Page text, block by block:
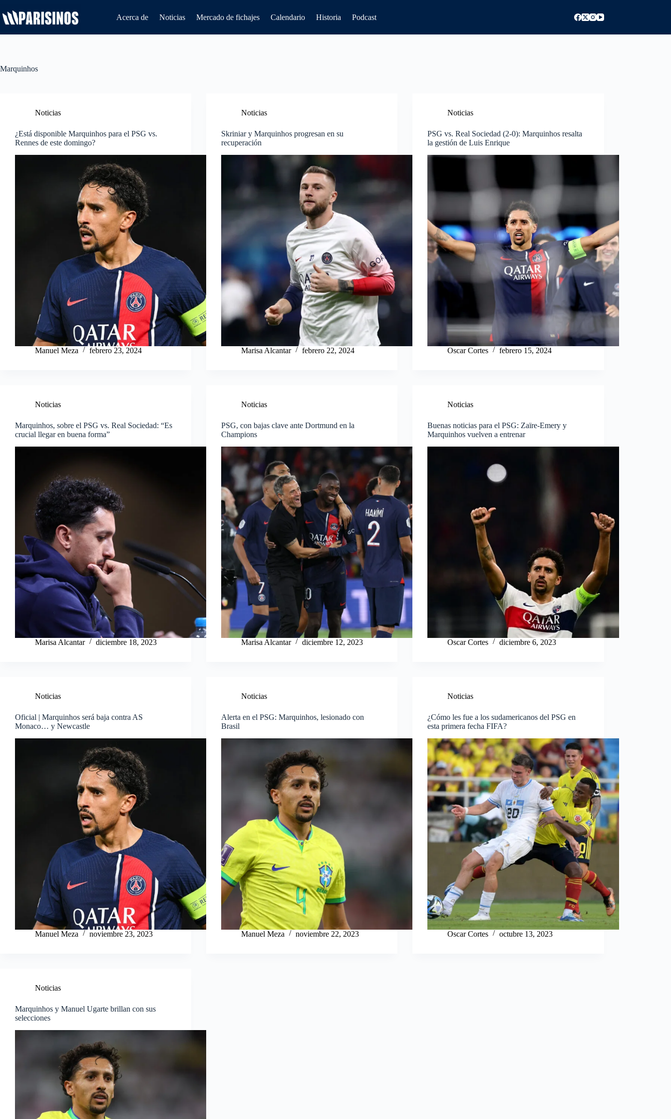
al
contenido
Acerca de Noticias Mercado de fichajes Calendario Historia Podcast
Marquinhos
Noticias
¿Está disponible Marquinhos para el PSG vs.
Rennes de este domingo?
Manuel Meza febrero 23, 2024
Noticias
Skriniar y Marquinhos progresan en su
recuperación
Marisa Alcantar febrero 22, 2024
Noticias
PSG vs. Real Sociedad (2-0): Marquinhos resalta
la gestión de Luis Enrique
Oscar Cortes febrero 15, 2024
Noticias
Marquinhos, sobre el PSG vs. Real Sociedad: “Es
crucial llegar en buena forma”
Marisa Alcantar diciembre 18, 2023
Noticias
PSG, con bajas clave ante Dortmund en la
Champions
Marisa Alcantar diciembre 12, 2023
Noticias
Buenas noticias para el PSG: Zaïre-Emery y
Marquinhos vuelven a entrenar
Oscar Cortes diciembre 6, 2023
Noticias
Oficial | Marquinhos será baja contra AS
Monaco… y Newcastle
Manuel Meza noviembre 23, 2023
Noticias
Alerta en el PSG: Marquinhos, lesionado con
Brasil
Manuel Meza noviembre 22, 2023
Noticias
¿Cómo les fue a los sudamericanos del PSG en
esta primera fecha FIFA?
Oscar Cortes octubre 13, 2023
Noticias
Marquinhos y Manuel Ugarte brillan con sus
selecciones